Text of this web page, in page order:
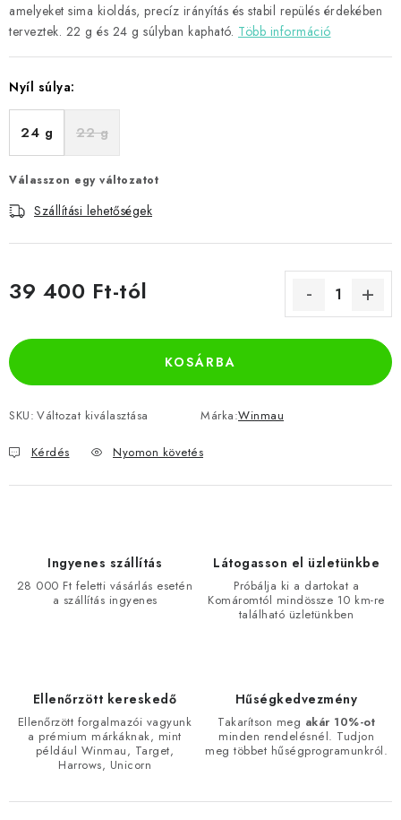
amelyeket sima kioldás, precíz irányítás és stabil repülés érdekében
terveztek. 22 g és 24 g súlyban kapható. Több információ
Nyíl súlya:
24 g 22 g
Válasszon egy változatot
Szállítási lehetőségek
39 400 Ft-tól
KOSÁRBA
SKU: Változat kiválasztása Márka:Winmau
Kérdés Nyomon követés
Ingyenes szállítás
28 000 Ft feletti vásárlás esetén
a szállítás ingyenes
Látogasson el üzletünkbe
Próbálja ki a dartokat a
Komáromtól mindössze 10 km-re
található üzletünkben
Ellenőrzött kereskedő
Ellenőrzött forgalmazói vagyunk
a prémium márkáknak, mint
például Winmau, Target,
Harrows, Unicorn
Hűségkedvezmény
Takarítson meg akár 10%-ot
minden rendelésnél. Tudjon
meg többet hűségprogramunkról.